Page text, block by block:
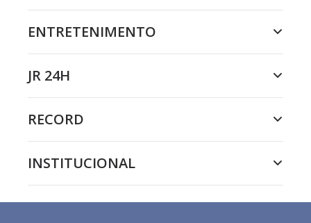
ENTRETENIMENTO
JR 24H
RECORD
INSTITUCIONAL